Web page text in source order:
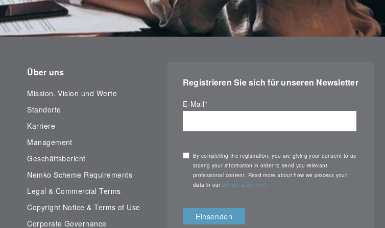
Über uns
Mission, Vision und Werte
Standorte
Karriere
Management
Geschäftsbericht
Nemko Scheme Requirements
Legal & Commercial Terms
Copyright Notice & Terms of Use
Corporate Governance
Registrieren Sie sich für unseren Newsletter
E-Mail*
By completing the registration, you are giving your consent to us
storing your information in order to send you relevant
professional content. Read more about how we process your
data in ourprivacy statement.